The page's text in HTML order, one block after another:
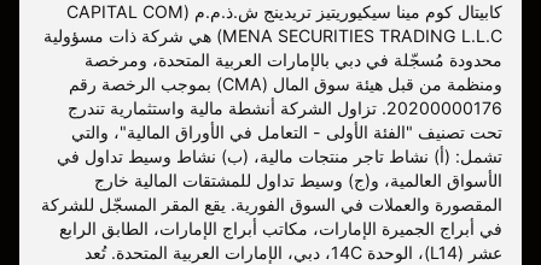
كابيتال كوم مينا سيكيوريتيز تريدينج ش.ذ.م.م (CAPITAL COM
MENA SECURITIES TRADING L.L.C) هي شركة ذات مسؤولية
محدودة مُسجّلة في دبي بالإمارات العربية المتحدة، ومرخصة
ومنظمة من قبل هيئة سوق المال (CMA) بموجب الرخصة رقم
20200000176. تزاول الشركة أنشطة مالية واستثمارية تندرج
تحت تصنيف "الفئة الأولى - التعامل في الأوراق المالية"، والتي
تشمل: (أ) نشاط تاجر منتجات مالية، (ب) نشاط وسيط تداول في
الأسواق العالمية، و(ج) وسيط تداول للمشتقات المالية خارج
المقصورة والعملات في السوق الفورية. يقع المقر المسجّل للشركة
في أبراج الجميرة الإمارات، مكاتب أبراج الإمارات، الطابق الرابع
عشر (L14)، الوحدة 14C، دبي، الإمارات العربية المتحدة. تُعد